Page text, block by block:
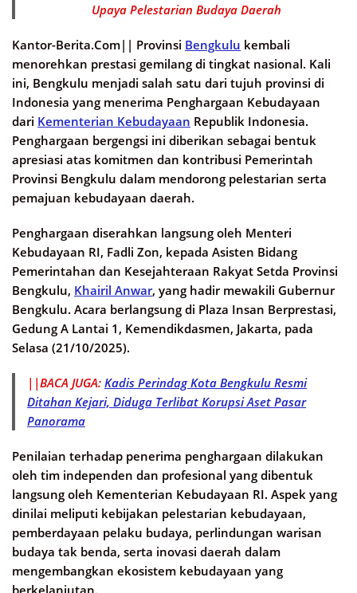
Upaya Pelestarian Budaya Daerah
Kantor-Berita.Com|| Provinsi Bengkulu kembali
menorehkan prestasi gemilang di tingkat nasional. Kali
ini, Bengkulu menjadi salah satu dari tujuh provinsi di
Indonesia yang menerima Penghargaan Kebudayaan
dari Kementerian Kebudayaan Republik Indonesia.
Penghargaan bergengsi ini diberikan sebagai bentuk
apresiasi atas komitmen dan kontribusi Pemerintah
Provinsi Bengkulu dalam mendorong pelestarian serta
pemajuan kebudayaan daerah.
Penghargaan diserahkan langsung oleh Menteri
Kebudayaan RI, Fadli Zon, kepada Asisten Bidang
Pemerintahan dan Kesejahteraan Rakyat Setda Provinsi
Bengkulu, Khairil Anwar, yang hadir mewakili Gubernur
Bengkulu. Acara berlangsung di Plaza Insan Berprestasi,
Gedung A Lantai 1, Kemendikdasmen, Jakarta, pada
Selasa (21/10/2025).
||BACA JUGA: Kadis Perindag Kota Bengkulu Resmi
Ditahan Kejari, Diduga Terlibat Korupsi Aset Pasar
Panorama
Penilaian terhadap penerima penghargaan dilakukan
oleh tim independen dan profesional yang dibentuk
langsung oleh Kementerian Kebudayaan RI. Aspek yang
dinilai meliputi kebijakan pelestarian kebudayaan,
pemberdayaan pelaku budaya, perlindungan warisan
budaya tak benda, serta inovasi daerah dalam
mengembangkan ekosistem kebudayaan yang